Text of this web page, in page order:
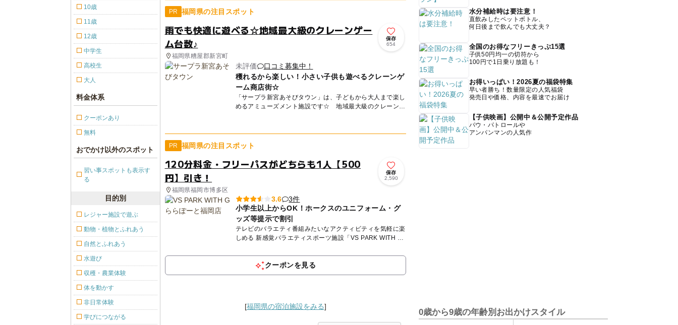
PR 福岡県の注目スポット
雨でも快適に遊べる☆地域最大級のクレーンゲー
ム台数♪
福岡県糟屋郡新宮町
保存
654
未評価
口コミ募集中！
穫れるから楽しい！小さい子供も遊べるクレーンゲ
ーム商店街☆
「サープラ新宮あそびタウン」は、子どもから大人まで楽し
めるアミューズメント施設です☆ 地域最大級のクレーンゲ
PR 福岡県の注目スポット
120分料金・フリーパスがどちらも1人【500
円】引き！
福岡県福岡市博多区
保存
2,590
3.6
3件
小学生以上からOK！ホークスのユニフォーム・グ
ッズ等提示で割引
テレビのバラエティ番組みたいなアクティビティを気軽に楽
しめる 新感覚バラエティスポーツ施設「VS PARK WITH G
クーポンを見る
[福岡県の宿泊施設をみる]
10歳
11歳
12歳
中学生
高校生
大人
料金体系
クーポンあり
無料
おでかけ以外のスポット
習い事スポットも表示す
る
目的別
レジャー施設で遊ぶ
動物・植物とふれあう
自然とふれあう
水遊び
収穫・農業体験
体を動かす
非日常体験
学びにつながる
水分補給時は要注意！
直飲みしたペットボトル、
何日後まで飲んでも大丈夫？
全国のお得なフリーきっぷ15選
子供50円均一の切符から
100円で1日乗り放題も！
お得いっぱい！2026夏の福袋特集
早い者勝ち！数量限定の人気福袋
発売日や価格、内容を最速でお届け
【子供映画】公開中＆公開予定作品
パウ・パトロールや
アンパンマンの人気作
0歳から9歳の年齢別お出かけスタイル